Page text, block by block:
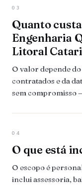
03
Quanto
Engenharia
Litoral
O valor depende
contratados e da
sem compromisso
04
O que está
O escopo é
inclui assessoria,